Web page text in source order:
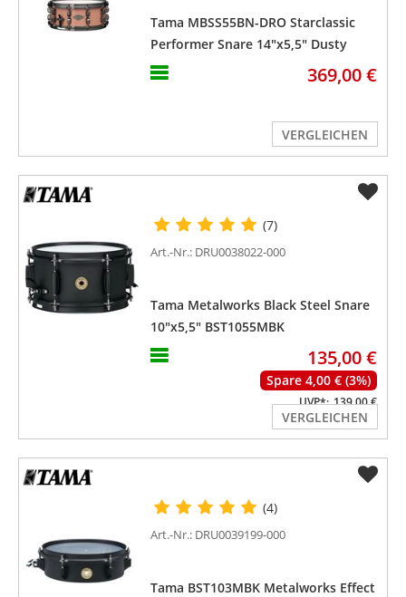
Tama MBSS55BN-DRO Starclassic
Performer Snare 14"x5,5" Dusty
Rose
369,00 €
VERGLEICHEN
(7)
Art.-Nr.: DRU0038022-000
Tama Metalworks Black Steel Snare
10"x5,5" BST1055MBK
135,00 €
Spare 4,00 € (3%)
UVP*: 139,00 €
VERGLEICHEN
(4)
Art.-Nr.: DRU0039199-000
Tama BST103MBK Metalworks Effect